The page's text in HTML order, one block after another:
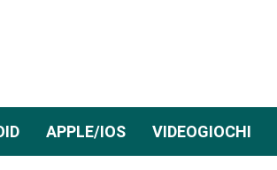
APPLE/IOS VIDEOGIOCHI